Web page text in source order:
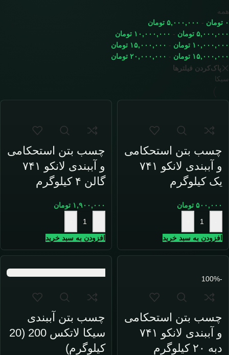
همه
۰ تومان - ۵,۰۰۰,۰۰۰ تومان
۵,۰۰۰,۰۰۰ تومان - ۱۰,۰۰۰,۰۰۰ تومان
۱۰,۰۰۰,۰۰۰ تومان - ۱۵,۰۰۰,۰۰۰ تومان
۱۵,۰۰۰,۰۰۰ تومان - ۲۰,۰۰۰,۰۰۰ تومان
پاک‌کردن فیلترها
سیکا
چسب بتن استحکامی
و آببندی لانکو ۷۴۱
یک کیلوگرم
۵۰۰,۰۰۰ تومان
افزودن به سبد خرید
چسب بتن استحکامی
و آببندی لانکو ۷۴۱
گالن ۴ کیلوگرم
۱,۹۰۰,۰۰۰ تومان
افزودن به سبد خرید
-100%
چسب بتن استحکامی
و آببندی لانکو ۷۴۱
دبه ۲۰ کیلوگرم
چسب بتن آببندی
سیکا لاتکس 200 (20
کیلوگرم)